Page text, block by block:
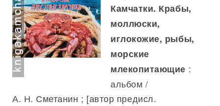
Камчатки. Крабы,
моллюски,
иглокожие, рыбы,
морские
млекопитающие :
альбом /
А. Н. Сметанин ; [автор предисл.